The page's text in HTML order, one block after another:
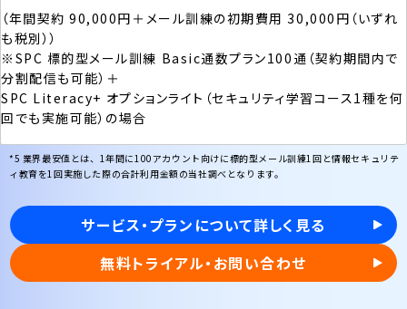
（年間契約 90,000円＋メール訓練の初期費用 30,000円（いずれ
も税別））
※SPC 標的型メール訓練 Basic通数プラン100通（契約期間内で
分割配信も可能）＋
SPC Literacy+ オプションライト（セキュリティ学習コース1種を何
回でも実施可能）の場合
*5 業界最安値とは、1年間に100アカウント向けに標的型メール訓練1回と情報セキュリテ
ィ教育を1回実施した際の合計利用金額の当社調べとなります。
サービス・プランについて詳しく見る
無料トライアル・お問い合わせ